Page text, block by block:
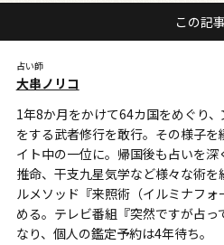
この記
占い師
大串ノリコ
1年8か月をかけて64カ国をめぐり
をする武者修行を敢行。その様子
イト中の一位に。帰国後も占いを
推命、干支九星気学など様々な術
ルメソッド『来照術（イルミナフ
める。テレビ番組『突然ですが占
なり、個人の鑑定予約は4年待ち。